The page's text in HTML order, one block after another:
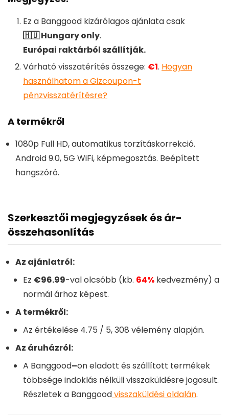
Ez a Banggood kizárólagos ajánlata csak
🇭🇺 Hungary only.
Európai raktárból szállítják.
Várható visszatérítés összege: €1. Hogyan
használhatom a Gizcoupon-t
pénzvisszatérítésre?
A termékről
1080p Full HD, automatikus torzításkorrekció.
Android 9.0, 5G WiFi, képmegosztás. Beépített
hangszóró.
Szerkesztői megjegyzések és ár-
összehasonlítás
Az ajánlatról:
Ez €96.99-val olcsóbb (kb. 64% kedvezmény) a
normál árhoz képest.
A termékről:
Az értékelése 4.75 / 5,308 vélemény alapján.
Az áruházról:
A Banggood–on eladott és szállított termékek
többsége indoklás nélküli visszaküldésre jogosult.
Részletek a Banggoodvisszaküldési oldalán.